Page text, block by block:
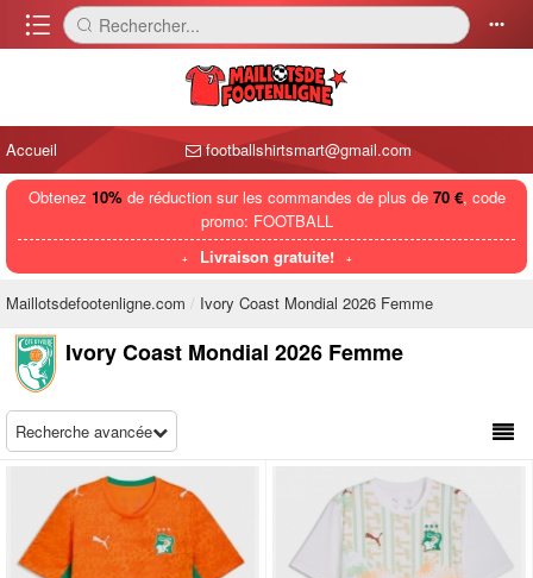
󰈍 󰅼 Rechercher... 󰄒
Accueil footballshirtsmart@gmail.com
Obtenez 10%de réduction sur les commandes de plus de 70 €, code
promo: FOOTBALL
Livraison gratuite!
Maillotsdefootenligne.com Ivory Coast Mondial 2026 Femme
Ivory Coast Mondial 2026 Femme
Recherche avancée